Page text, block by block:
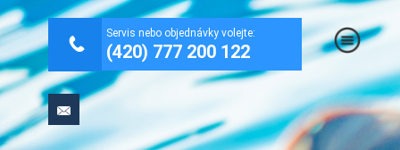
Servis nebo objednávky volejte:
(420) 777 200 122
.